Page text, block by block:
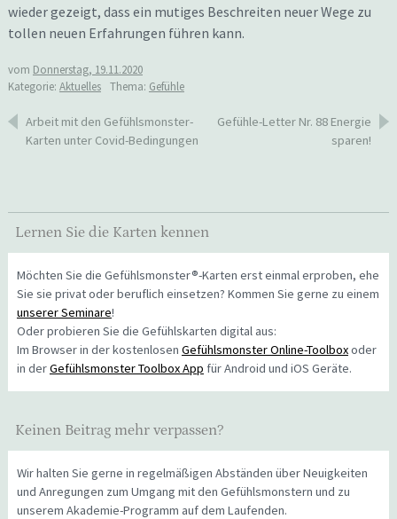
wieder gezeigt, dass ein mutiges Beschreiten neuer Wege zu
tollen neuen Erfahrungen führen kann.
vom Donnerstag, 19.11.2020
Kategorie: Aktuelles Thema: Gefühle
Beitragsnavigation
Arbeit mit den Gefühlsmonster-
Karten unter Covid-Bedingungen
Gefühle-Letter Nr. 88 Energie
sparen!
Lernen Sie die Karten kennen
Möchten Sie die Gefühlsmonster®-Karten erst einmal erproben, ehe
Sie sie privat oder beruflich einsetzen? Kommen Sie gerne zu einem
unserer Seminare!
Oder probieren Sie die Gefühlskarten digital aus:
Im Browser in der kostenlosen Gefühlsmonster Online-Toolboxoder
in derGefühlsmonster Toolbox App für Android und iOS Geräte.
Keinen Beitrag mehr verpassen?
Wir halten Sie gerne in regelmäßigen Abständen über Neuigkeiten
und Anregungen zum Umgang mit den Gefühlsmonstern und zu
unserem Akademie-Programm auf dem Laufenden.